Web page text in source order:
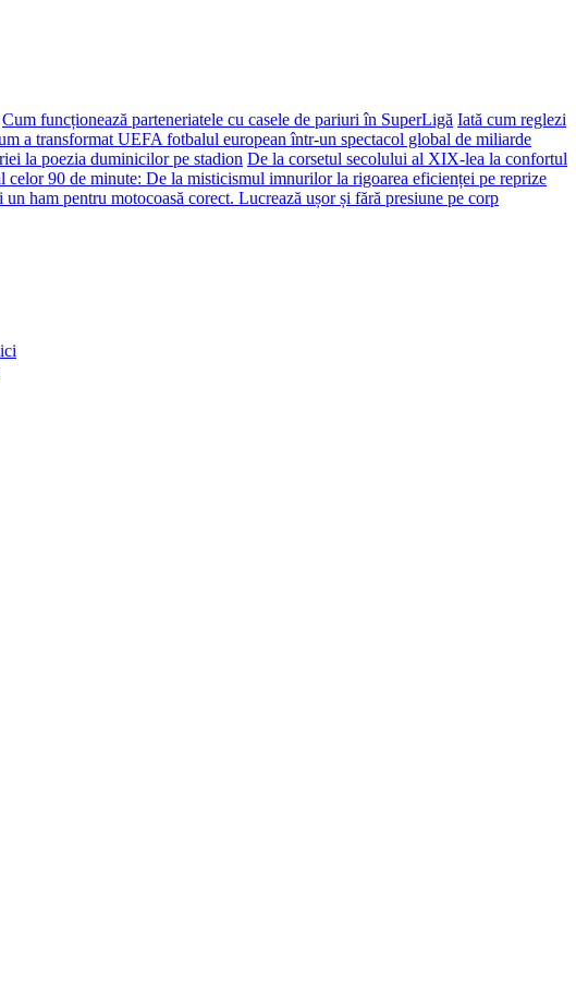
Cum funcționează parteneriatele cu casele de pariuri în SuperLigă Iată cum reglezi
a transformat UEFA fotbalul european într-un spectacol global de miliarde
la poezia duminicilor pe stadion De la corsetul secolului al XIX-lea la confortul
celor 90 de minute: De la misticismul imnurilor la rigoarea eficienței pe reprize
un ham pentru motocoasă corect. Lucrează ușor și fără presiune pe corp